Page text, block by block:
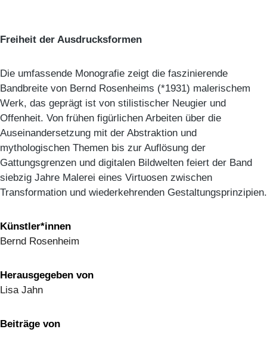
Freiheit der Ausdrucksformen
Die umfassende Monografie zeigt die faszinierende
Bandbreite von Bernd Rosenheims (*1931) malerischem
Werk, das geprägt ist von stilistischer Neugier und
Offenheit. Von frühen figürlichen Arbeiten über die
Auseinandersetzung mit der Abstraktion und
mythologischen Themen bis zur Auflösung der
Gattungsgrenzen und digitalen Bildwelten feiert der Band
siebzig Jahre Malerei eines Virtuosen zwischen
Transformation und wiederkehrenden Gestaltungsprinzipien.
Künstler*innen
Bernd Rosenheim
Herausgegeben von
Lisa Jahn
Beiträge von